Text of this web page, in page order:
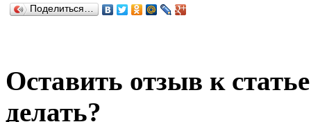
Поделиться…
Оставить отзыв к
делать?